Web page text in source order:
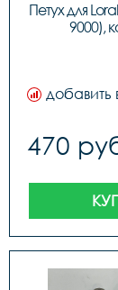
Петух для
9000),
добавить
470